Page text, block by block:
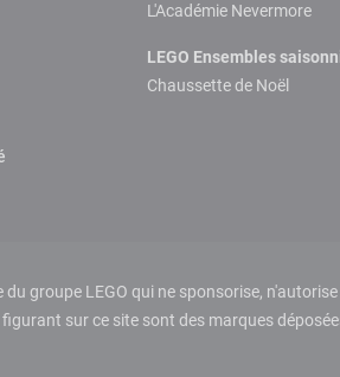
L'Académie Nevermore
LEGO Ensembles
Chaussette de Noël
groupe LEGO qui ne sponsorise,
sur ce site sont des marques